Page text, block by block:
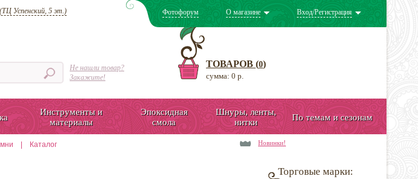
Успенский, 5 эт.)
Не нашли товар?
Закажите!
Фотофорум О магазине Вход/Регистрация
ТОВАРОВ (0)
сумма: 0 р.
Инструменты и
материалы
Эпоксидная
смола
Шнуры, ленты,
нитки
По темам и сезонам
Каталог Новинки!
Торговые марки: